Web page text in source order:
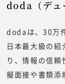
doda（デュ
dodaは、30万
日本最大級の
り、情報の信
擬面接や書類添